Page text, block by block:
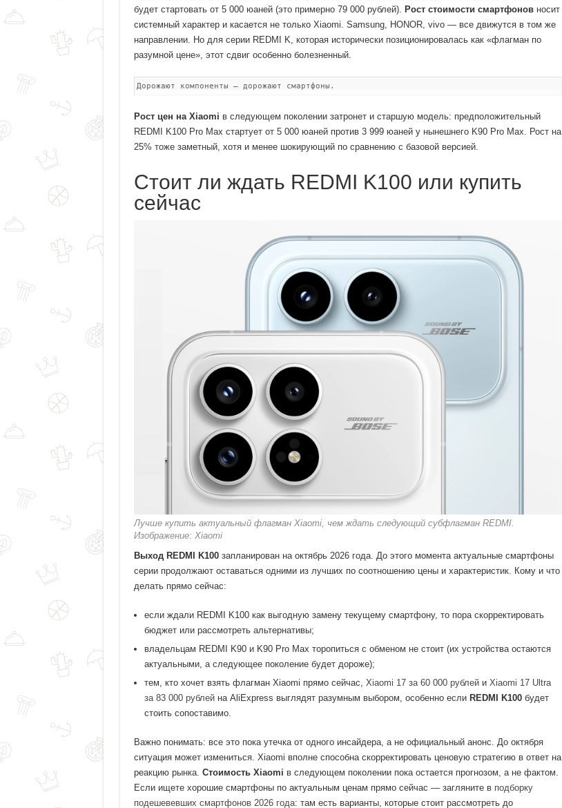
будет стартовать от 5 000 юаней (это примерно 79 000 рублей).
Рост стоимости смартфоновносит
системный характер и касается не только Xiaomi. Samsung, HONOR, vivo — все движутся в том же
направлении. Но для серии REDMI K, которая исторически позиционировалась как «флагман по
разумной цене», этот сдвиг особенно болезненный.
Дорожают компоненты — дорожают смартфоны.
Рост цен на Xiaomi в следующем поколении затронет и старшую модель: предположительный
REDMI K100 Pro Max стартует от 5 000 юаней против 3 999 юаней у нынешнего K90 Pro Max. Рост на
25% тоже заметный, хотя и менее шокирующий по сравнению с базовой версией.
Стоит ли ждать REDMI K100 или купить
сейчас
Лучше купить актуальный флагман Xiaomi, чем ждать следующий субфлагман REDMI.
Изображение: Xiaomi
Выход REDMI K100запланирован на октябрь 2026 года. До этого момента актуальные смартфоны
серии продолжают оставаться одними из лучших по соотношению цены и характеристик. Кому и что
делать прямо сейчас:
если ждали REDMI K100 как выгодную замену текущему смартфону, то пора скорректировать
бюджет или рассмотреть альтернативы;
владельцам REDMI K90 и K90 Pro Max торопиться с обменом не стоит (их устройства остаются
актуальными, а следующее поколение будет дороже);
тем, кто хочет взять флагман Xiaomi прямо сейчас, Xiaomi 17 за 60 000 рублейи Xiaomi 17 Ultra
за 83 000 рублейна AliExpress выглядят разумным выбором, особенно если REDMI K100будет
стоить сопоставимо.
Важно понимать: все это пока утечка от одного инсайдера, а не официальный анонс. До октября
ситуация может измениться. Xiaomi вполне способна скорректировать ценовую стратегию в ответ на
реакцию рынка. Стоимость Xiaomi в следующем поколении пока остается прогнозом, а не фактом.
Если ищете хорошие смартфоны по актуальным ценам прямо сейчас — загляните в подборку
подешевевших смартфонов 2026 года: там есть варианты, которые стоит рассмотреть до